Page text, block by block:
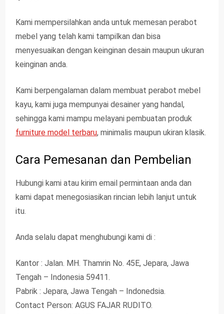
Kami mempersilahkan anda untuk memesan perabot
mebel yang telah kami tampilkan dan bisa
menyesuaikan dengan keinginan desain maupun ukuran
keinginan anda.
Kami berpengalaman dalam membuat perabot mebel
kayu, kami juga mempunyai desainer yang handal,
sehingga kami mampu melayani pembuatan produk
furniture model terbaru, minimalis maupun ukiran klasik.
Cara Pemesanan dan Pembelian
Hubungi kami atau kirim email permintaan anda dan
kami dapat menegosiasikan rincian lebih lanjut untuk
itu.
Anda selalu dapat menghubungi kami di :
Kantor : Jalan. MH. Thamrin No. 45E, Jepara, Jawa
Tengah – Indonesia 59411.
Pabrik : Jepara, Jawa Tengah – Indonedsia.
Contact Person: AGUS FAJAR RUDITO.